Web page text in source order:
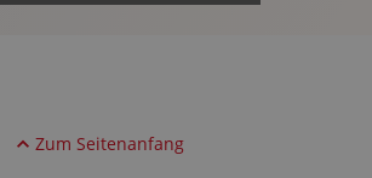
Zum Seitenanfang